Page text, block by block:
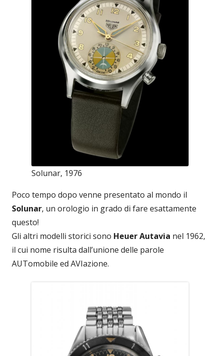
Solunar, 1976
Poco tempo dopo venne presentato al mondo il
Solunar, un orologio in grado di fare esattamente
questo!
Gli altri modelli storici sono Heuer Autavia nel 1962,
il cui nome risulta dall’unione delle parole
AUTomobile ed AVIazione.